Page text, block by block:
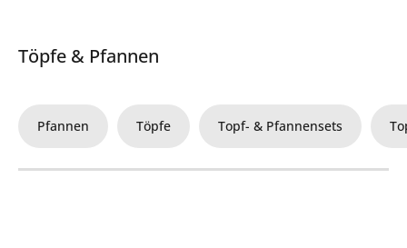
Töpfe & Pfannen
Pfannen Töpfe Topf- & Pfannensets